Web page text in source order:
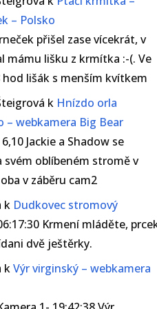
– Polsko
přišel zase vícekrát, v
mámu lišku z krmítka :-(. Ve
hod lišák s menším kvítkem
k Hnízdo orla
– webkamera Big Bear
Jackie a Shadow se
svém oblíbeném stromě v
v záběru cam2
k Dudkovec stromový
Krmení mláděte,
dvě ještěrky.
kVýr virginský – webkamera